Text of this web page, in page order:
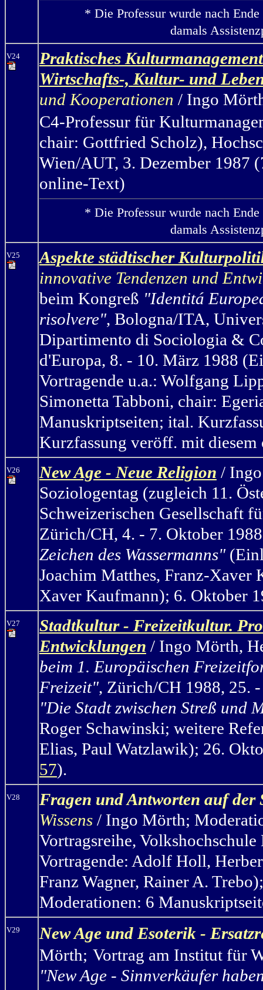
* Die Professur wurde nach
damals
V24
Praktisches
Wirtschafts-, Kultur- und
und Kooperationen / Ingo
C4-Professur für
chair: Gottfried Scholz),
Wien/AUT, 3. Dezember 1987
online-Text)
* Die Professur wurde nach
damals
V25
Aspekte städtischer
innovative Tendenzen und
beim Kongreß "Identitá
risolvere", Bologna/ITA,
Dipartimento di Sociologia &
d'Europa, 8. - 10. März 1988
Vortragende u.a.: Wolfgang
Simonetta Tabboni, chair:
Manuskriptseiten; ital.
Kurzfassung veröff. mit diesem
V26 New Age - Neue Religion /
Soziologentag (zugleich 11.
Schweizerischen Gesellschaft
Zürich/CH, 4. - 7. Oktober
Zeichen des Wassermanns"(
Joachim Matthes, Franz-Xaver
Xaver Kaufmann); 6. Oktober
V27
Stadtkultur - Freizeitkultur.
Entwicklungen / Ingo Mörth,
beim 1. Europäischen
Freizeit", Zürich/CH 1988, 25.
"Die Stadt zwischen Streß und
Roger Schawinski; weitere
Elias, Paul Watzlawik); 26.
57).
V28
Fragen und Antworten auf der
Wissens / Ingo Mörth;
Vortragsreihe,
Vortragende: Adolf Holl,
Franz Wagner, Rainer A.
Moderationen: 6
V29
New Age und Esoterik -
Mörth; Vortrag am Institut für
"New Age - Sinnverkäufer